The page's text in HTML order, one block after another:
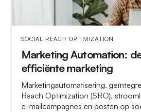
SOCIAL REACH OPTIMIZATION
Marketing Automation:
efficiënte marketing
Marketingautomatisering,
Reach Optimization (SRO),
e-mailcampagnes en posten op